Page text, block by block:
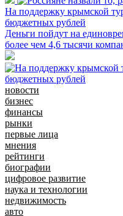
На поддержку крымской
бюджетных рублей
Деньги пойдут на
более чем 4,6 тысячи
новости
бизнес
финансы
рынки
первые лица
мнения
рейтинги
биографии
цифровое развитие
наука и технологии
недвижимость
авто